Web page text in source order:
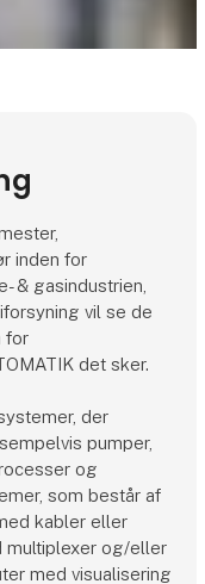
inden for
& gasindustrien,
vil se de
for
det sker.
der
pumper,
og
som består af
kabler eller
multiplexer og/eller
med visualisering